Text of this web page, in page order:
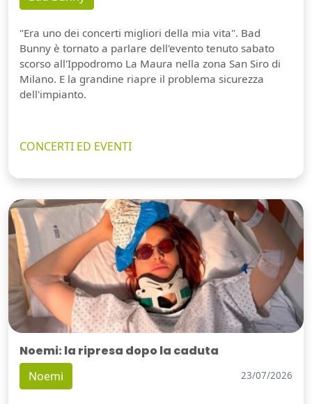
"Era uno dei concerti migliori della mia vita". Bad
Bunny è tornato a parlare dell'evento tenuto sabato
scorso all'Ippodromo La Maura nella zona San Siro di
Milano. E la grandine riapre il problema sicurezza
dell'impianto.
CONCERTI ED EVENTI
Noemi: la ripresa dopo la caduta
Noemi 23/07/2026